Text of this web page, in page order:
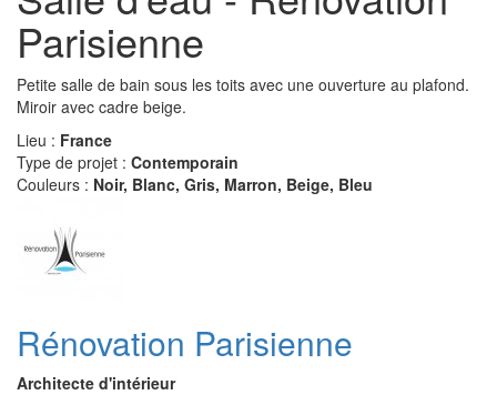
Parisienne
Petite salle de bain sous les toits avec une ouverture au plafond.
Miroir avec cadre beige.
Lieu : France
Type de projet : Contemporain
Couleurs : Noir, Blanc, Gris, Marron, Beige, Bleu
Rénovation Parisienne
Architecte d'intérieur